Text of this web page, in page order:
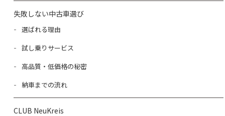
失敗しない中古車選び
選ばれる理由
試し乗りサービス
高品質・低価格の秘密
納車までの流れ
CLUB NeuKreis